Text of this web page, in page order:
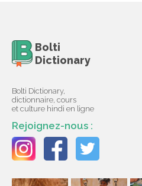
Bolti
Dictionary
Bolti Dictionary,
dictionnaire, cours
et culture hindi en ligne
Rejoignez-nous :